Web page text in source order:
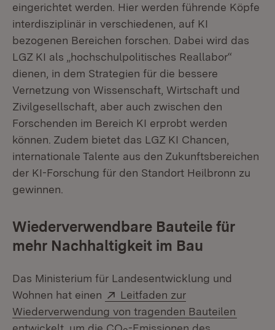
eingerichtet werden. Hier werden führende Köpfe
interdisziplinär in verschiedenen, auf KI
bezogenen Bereichen forschen. Dabei wird das
LGZ KI als „hochschulpolitisches Reallabor“
dienen, in dem Strategien für die bessere
Vernetzung von Wissenschaft, Wirtschaft und
Zivilgesellschaft, aber auch zwischen den
Forschenden im Bereich KI erprobt werden
können. Zudem bietet das LGZ KI Chancen,
internationale Talente aus den Zukunftsbereichen
der KI-Forschung für den Standort Heilbronn zu
gewinnen.
Wiederverwendbare Bauteile für
mehr Nachhaltigkeit im Bau
Das Ministerium für Landesentwicklung und
Wohnen hat einen
Extern:
Leitfaden zur
Wiederverwendung von tragenden Bauteilen